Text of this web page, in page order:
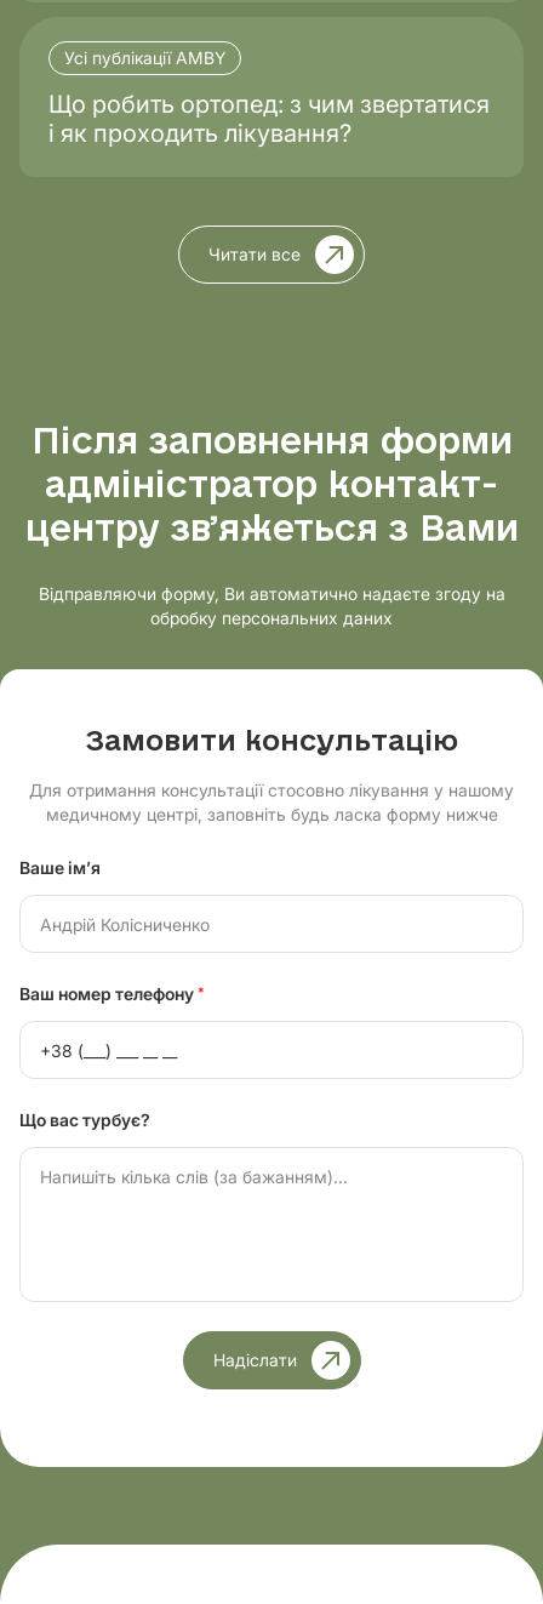
Усі публікації AMBY
Що робить ортопед: з чим звертатися
і як проходить лікування?
Читати все
Після заповнення форми
адміністратор контакт-
центру звʼяжеться з Вами
Відправляючи форму, Ви автоматично надаєте згоду на
обробку персональних даних
Замовити консультацію
Для отримання консультації стосовно лікування у нашому
медичному центрі, заповніть будь ласка форму нижче
Ваше ім’я
Ваш номер телефону *
Що вас турбує?
Надіслати